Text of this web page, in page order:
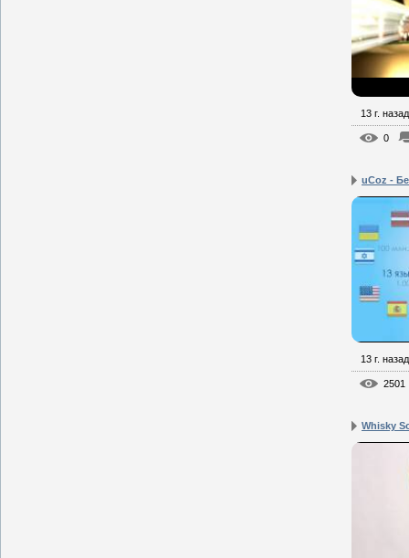
13 г. назад
0
uCoz -
13 г. назад
2501
Whisky